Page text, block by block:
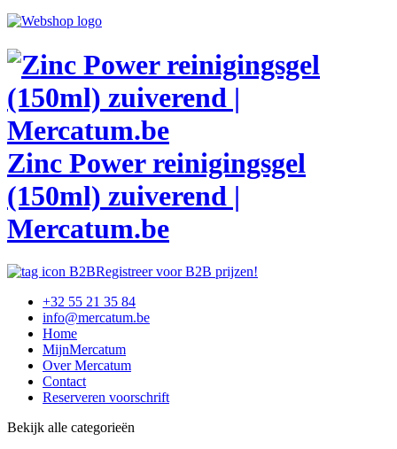
Zinc Power reinigingsgel
(150ml) zuiverend |
Mercatum.be
Registreer voor B2B prijzen!
+32 55 21 35 84
info@mercatum.be
Home
MijnMercatum
Over Mercatum
Contact
Reserveren voorschrift
Bekijk alle categorieën